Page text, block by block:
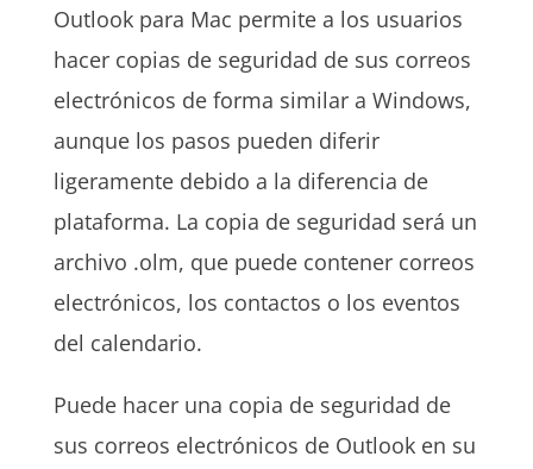
Outlook para Mac permite a los usuarios
hacer copias de seguridad de sus correos
electrónicos de forma similar a Windows,
aunque los pasos pueden diferir
ligeramente debido a la diferencia de
plataforma. La copia de seguridad será un
archivo .olm, que puede contener correos
electrónicos, los contactos o los eventos
del calendario.
Puede hacer una copia de seguridad de
sus correos electrónicos de Outlook en su